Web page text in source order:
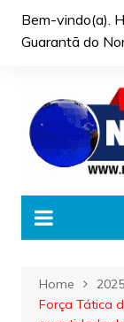
Bem-vindo(a).
Guarantã do
Home 2025
Força Tática